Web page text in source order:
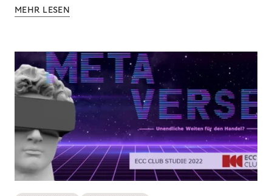
MEHR LESEN